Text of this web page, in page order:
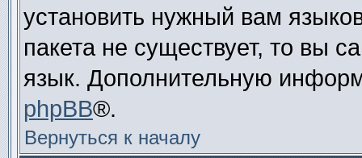
установить нужный вам
пакета не существует, то вы
язык. Дополнительную
phpBB®.
Вернуться к началу